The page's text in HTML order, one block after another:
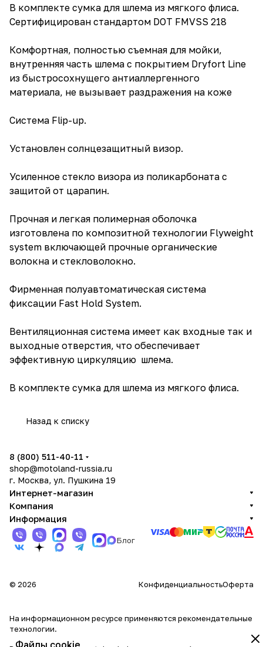
В комплекте сумка для шлема из мягкого флиса.
Сертифицирован стандартом DOT FMVSS 218
Комфортная, полностью съемная для мойки,
внутренняя часть шлема с покрытием Dryfort Line
из быстросохнущего антиаллергенного
материала, не вызывает раздражения на коже
Система Flip-up.
Установлен солнцезащитный визор.
Усиленное стекло визора из поликарбоната с
защитой от царапин.
Прочная и легкая полимерная оболочка
изготовлена по композитной технологии Flyweight
system включающей прочные органические
волокна и стекловолокно.
Фирменная полуавтоматическая система
фиксации Fast Hold System.
Вентиляционная система имеет как входные так и
выходные отверстия, что обеспечивает
эффективную циркуляцию шлема.
В комплекте сумка для шлема из мягкого флиса.
Назад к списку
Файлы cookie
8 (800) 511-40-11
shop@motoland-russia.ru
г. Москва, ул. Пушкина 19
Интернет-магазин
Компания
Информация
Блог
© 2026 КонфиденциальностьОферта
На информационном ресурсе применяются рекомендательные
технологии.